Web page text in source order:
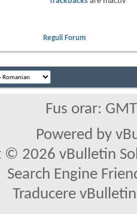
Reguli Forum
Fus orar:
Powered by
© 2026 vBulletin
Search Engine
Traducere